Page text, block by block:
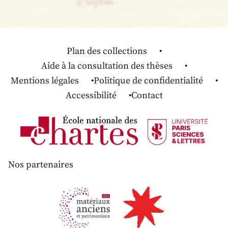
Plan des collections
Aide à la consultation des thèses
Mentions légales
Politique de confidentialité
Accessibilité
Contact
Nos partenaires